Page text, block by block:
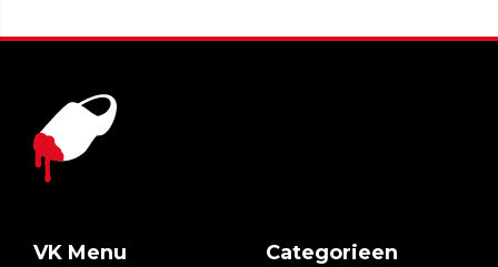
VK Menu Categorieen